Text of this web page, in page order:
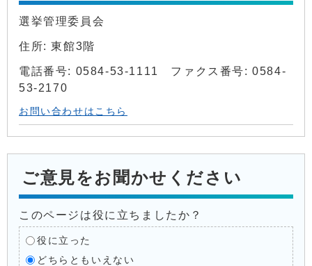
選挙管理委員会
住所: 東館3階
電話番号: 0584-53-1111 ファクス番号: 0584-
53-2170
お問い合わせはこちら
ご意見をお聞かせください
このページは役に立ちましたか？
役に立った
どちらともいえない